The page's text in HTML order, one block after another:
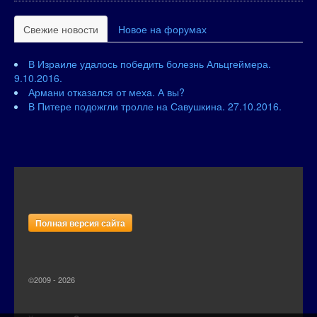
Свежие новости Новое на форумах
В Израиле удалось победить болезнь Альцгеймера.
9.10.2016.
Армани отказался от меха. А вы?
В Питере подожгли тролле на Савушкина. 27.10.2016.
Полная версия сайта
©2009 - 2026